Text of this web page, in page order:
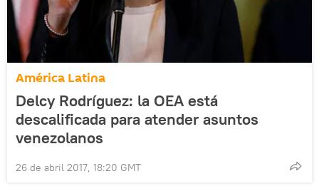
América Latina
Delcy Rodríguez: la OEA está
descalificada para atender asuntos
venezolanos
26 de abril 2017, 18:20 GMT